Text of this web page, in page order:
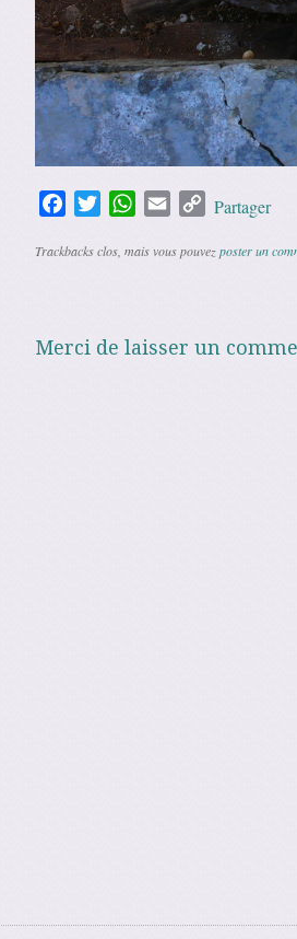
FacebookTwitterWhatsApp
Email Copy
Partager
Trackbacks clos, mais vous pouvezposter un
Merci de laisser un